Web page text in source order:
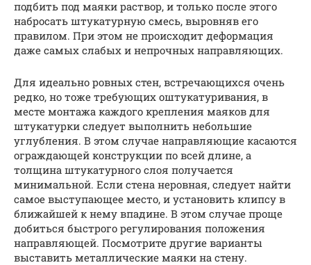
подбить под маяки раствор, и только после этого
набросать штукатурную смесь, выровняв его
правилом. При этом не происходит деформация
даже самых слабых и непрочных направляющих.
Для идеально ровных стен, встречающихся очень
редко, но тоже требующих оштукатуривания, в
месте монтажа каждого крепления маяков для
штукатурки следует выполнить небольшие
углубления. В этом случае направляющие касаются
ограждающей конструкции по всей длине, а
толщина штукатурного слоя получается
минимальной. Если стена неровная, следует найти
самое выступающее место, и установить клипсу в
ближайшей к нему впадине. В этом случае проще
добиться быстрого регулирования положения
направляющей. Посмотрите другие варианты
выставить металлические маяки на стену.